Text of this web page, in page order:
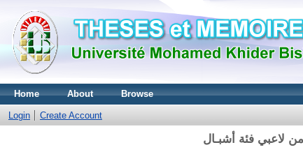
Home About Browse
Login Create Account
لاعبي فئة أشبـال